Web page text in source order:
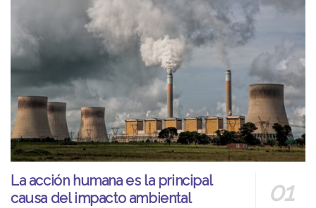
La acción humana es la principal
causa del impacto ambiental